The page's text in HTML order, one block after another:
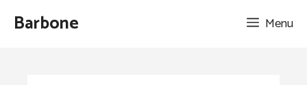
AllerBarbone Menu